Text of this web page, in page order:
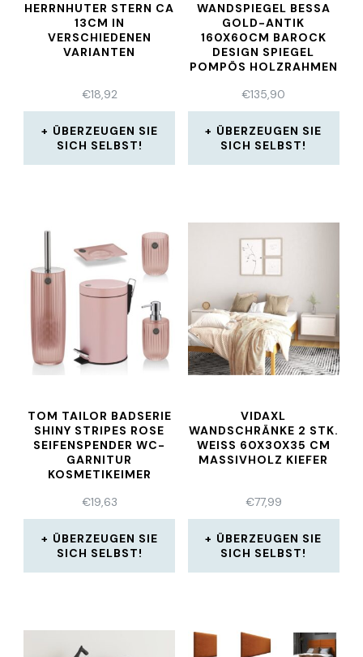
HERRNHUTER STERN CA
13CM IN
VERSCHIEDENEN
VARIANTEN
€18,92
ÜBERZEUGEN SIE
SICH SELBST!
WANDSPIEGEL BESSA
GOLD-ANTIK
160X60CM BAROCK
DESIGN SPIEGEL
POMPÖS HOLZRAHMEN
€135,90
ÜBERZEUGEN SIE
SICH SELBST!
TOM TAILOR BADSERIE
SHINY STRIPES ROSE
SEIFENSPENDER WC-
GARNITUR
KOSMETIKEIMER
€19,63
ÜBERZEUGEN SIE
SICH SELBST!
VIDAXL
WANDSCHRÄNKE 2 STK.
WEISS 60X30X35 CM M
ASSIVHOLZ KIEFER
€77,99
ÜBERZEUGEN SIE
SICH SELBST!